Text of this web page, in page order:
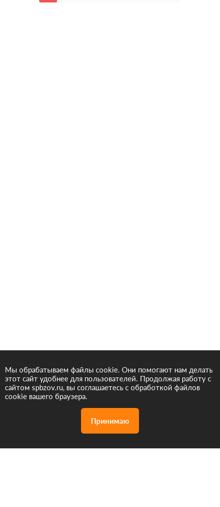
Мы обрабатываем файлы cookie. Они помогают нам делать
этот сайт удобнее для пользователей. Продолжая работу с
сайтом spbzov.ru, вы соглашаетесь с обработкой файлов
cookie вашего браузера.
Принимаю
Дизайн проект